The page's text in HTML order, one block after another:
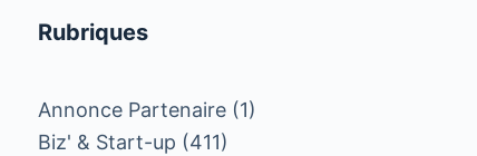
Rubriques
Annonce Partenaire (1)
Biz' & Start-up (411)